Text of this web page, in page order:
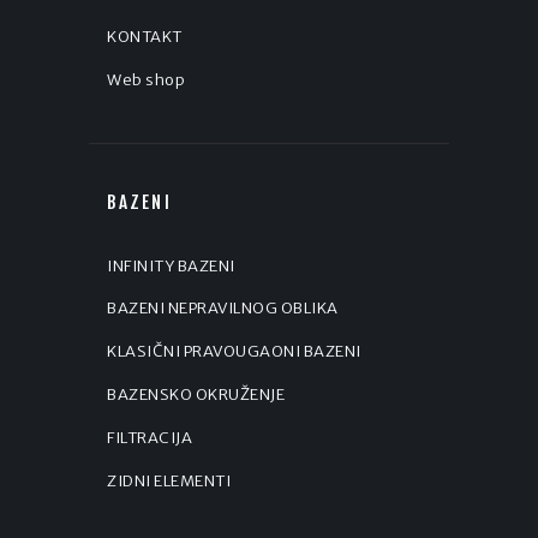
KONTAKT
Web shop
BAZENI
INFINITY BAZENI
BAZENI NEPRAVILNOG OBLIKA
KLASIČNI PRAVOUGAONI BAZENI
BAZENSKO OKRUŽENJE
FILTRACIJA
ZIDNI ELEMENTI